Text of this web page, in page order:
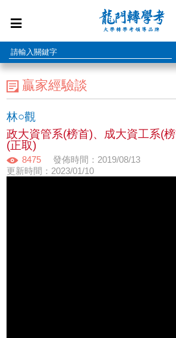
贏家經驗談
林○觀
政大資管系(榜首)、成大資工系(
(正取)
8475
發佈時間：2019/08/13
更新時間：2023/01/10